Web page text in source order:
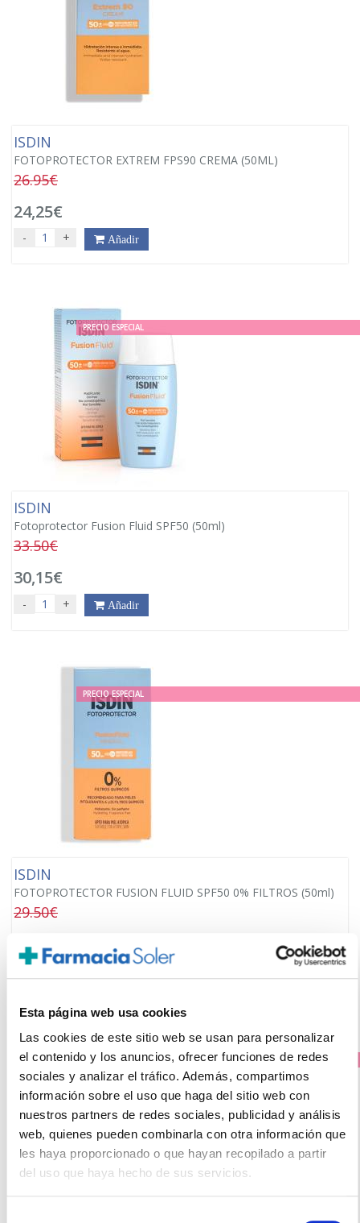
Esta página web usa cookies
Las cookies de este sitio web se usan para personalizar
el contenido y los anuncios, ofrecer funciones de redes
sociales y analizar el tráfico. Además, compartimos
información sobre el uso que haga del sitio web con
nuestros partners de redes sociales, publicidad y análisis
web, quienes pueden combinarla con otra información que
les haya proporcionado o que hayan recopilado a partir
del uso que haya hecho de sus servicios.
ISDIN
FOTOPROTECTOR EXTREM FPS90 CREMA (50ML)
26.95€
24,25€
- + Añadir
PRECIO ESPECIAL
ISDIN
Fotoprotector Fusion Fluid SPF50 (50ml)
33.50€
30,15€
- + Añadir
PRECIO ESPECIAL
ISDIN
FOTOPROTECTOR FUSION FLUID SPF50 0% FILTROS (50ml)
29.50€
26,55€
-
PRECIO ESPECIAL